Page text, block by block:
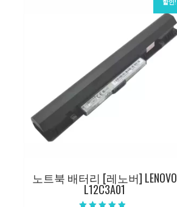
할인!
노트북 배터리 [레노버] LENOVO
L12C3A01